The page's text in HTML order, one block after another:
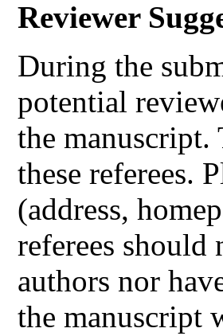
Reviewer
During the
potential
the manuscript.
these referees.
(address,
referees
authors nor
the manuscript